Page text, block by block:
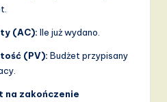
(AC): Ile już wydano.
(PV): Budżet przypisany
na zakończenie